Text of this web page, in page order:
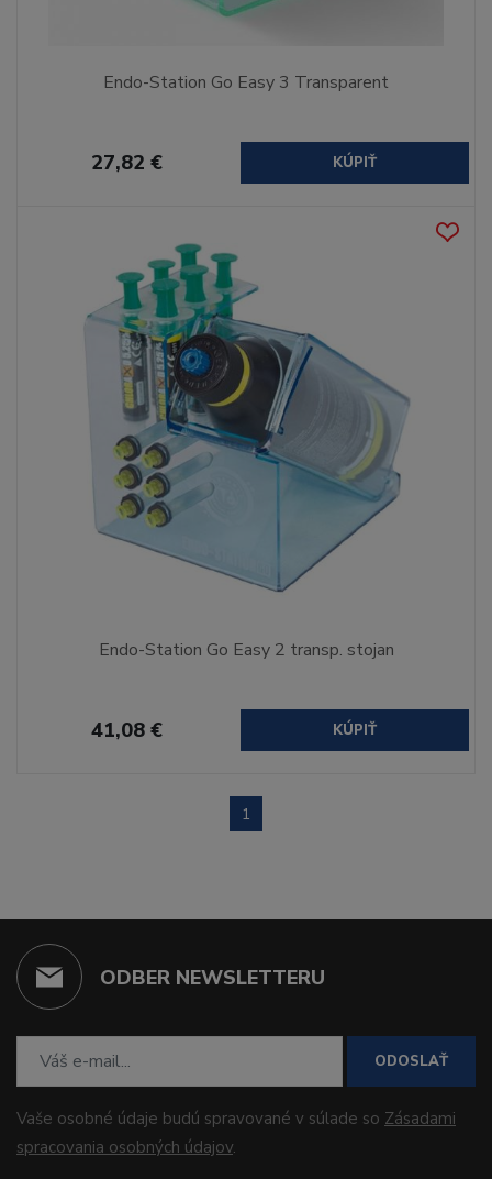
Endo-Station Go Easy 3 Transparent
27,82 € KÚPIŤ
Endo-Station Go Easy 2 transp. stojan
41,08 € KÚPIŤ
1
ODBER NEWSLETTERU
ODOSLAŤ
Vaše osobné údaje budú spravované v súlade so Zásadami
spracovania osobných údajov.